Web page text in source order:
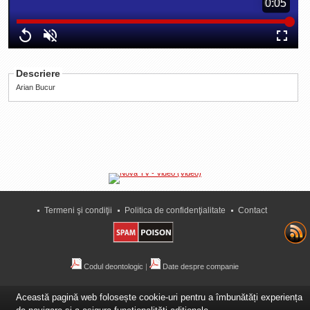
Subiecte grele
Bucuria Credinţei
Replica Braşovului
Loaded:
0%
0:05
Progress:
0%
Replay Unmute
Duration
Time
0:05
Descriere
Arian Bucur
Termeni şi condiţii Politica de confidenţialitate Contact
Codul deontologic | Date despre companie
Această pagină web folosește cookie-uri pentru a îmbunătăți experiența